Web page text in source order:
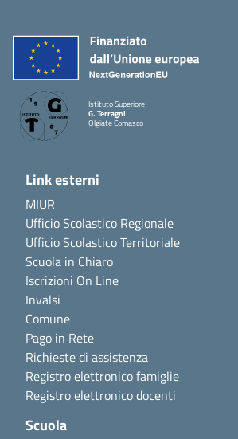
Istituto Superiore
G. Terragni
Olgiate Comasco
Link esterni
MIUR
Ufficio Scolastico Regionale
Ufficio Scolastico Territoriale
Scuola in Chiaro
Iscrizioni On Line
Invalsi
Comune
Pago in Rete
Richieste di assistenza
Registro elettronico famiglie
Registro elettronico docenti
Scuola